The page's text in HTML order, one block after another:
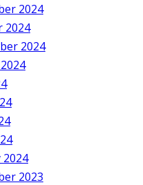
2024
2024
2024
2024
2023